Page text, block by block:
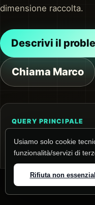
Usiamo solo cookie
funzionalità/servizi di
Rifiuta non
dimensione raccolta.
Descrivi il
Chiama Marco
QUERY PRINCIPALE
La pagina risponde a
domande collegate
Prima
dispositivi e impatto
© 2026 Marco